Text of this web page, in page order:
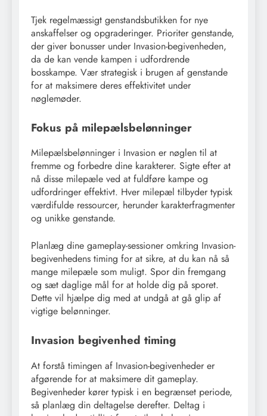
Tjek regelmæssigt genstandsbutikken for nye
anskaffelser og opgraderinger. Prioriter genstande,
der giver bonusser under Invasion-begivenheden,
da de kan vende kampen i udfordrende
bosskampe. Vær strategisk i brugen af genstande
for at maksimere deres effektivitet under
nøglemøder.
Fokus på milepælsbelønninger
Milepælsbelønninger i Invasion er nøglen til at
fremme og forbedre dine karakterer. Sigte efter at
nå disse milepæle ved at fuldføre kampe og
udfordringer effektivt. Hver milepæl tilbyder typisk
værdifulde ressourcer, herunder karakterfragmenter
og unikke genstande.
Planlæg dine gameplay-sessioner omkring Invasion-
begivenhedens timing for at sikre, at du kan nå så
mange milepæle som muligt. Spor din fremgang
og sæt daglige mål for at holde dig på sporet.
Dette vil hjælpe dig med at undgå at gå glip af
vigtige belønninger.
Invasion begivenhed timing
At forstå timingen af Invasion-begivenheder er
afgørende for at maksimere dit gameplay.
Begivenheder kører typisk i en begrænset periode,
så planlæg din deltagelse derefter. Deltag i